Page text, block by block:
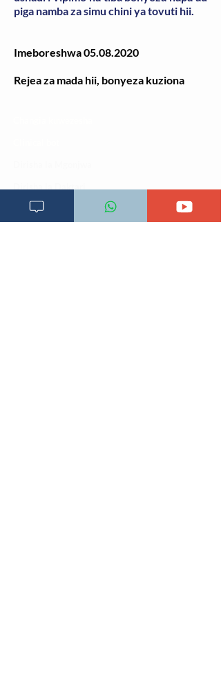
piga namba za simu chini ya tovuti hii.
Imeboreshwa05.08.2020
Rejea za mada hii, bonyeza kuziona
Dodoso la matibabu